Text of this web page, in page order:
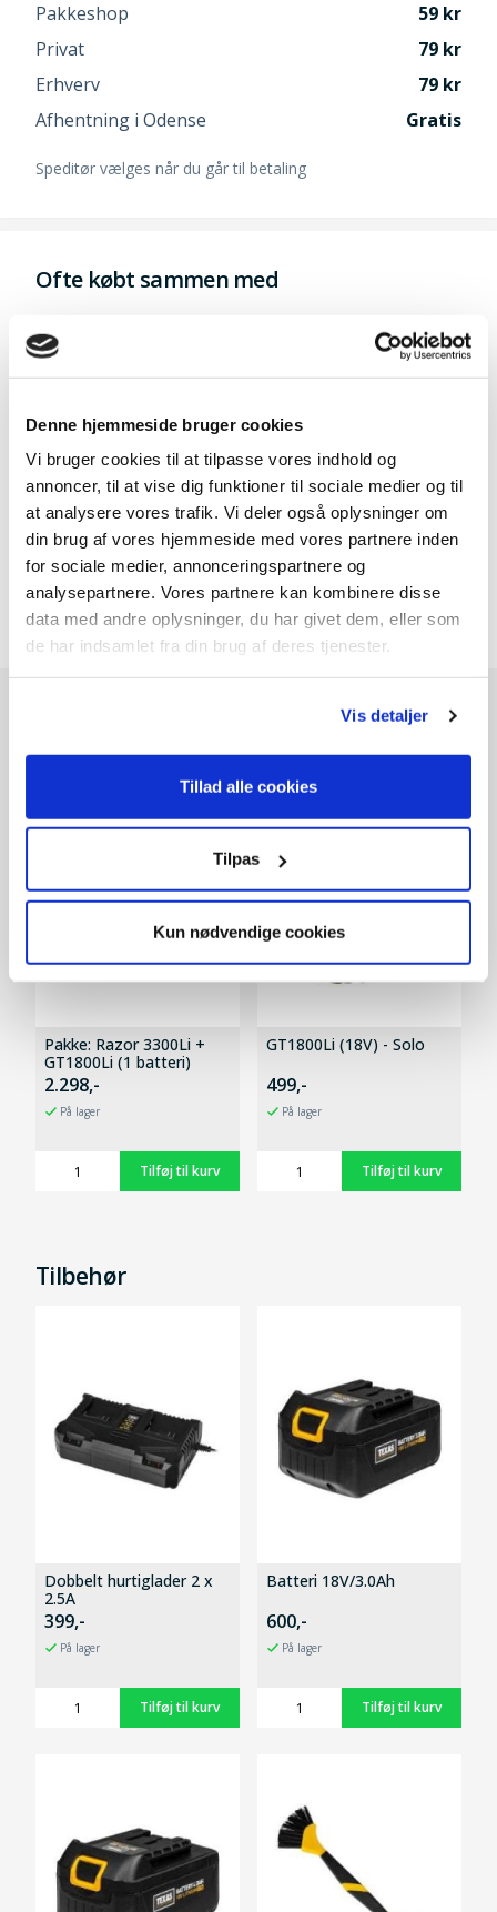
Denne hjemmeside bruger cookies
Vi bruger cookies til at tilpasse vores indhold og
annoncer, til at vise dig funktioner til sociale medier og til
at analysere vores trafik. Vi deler også oplysninger om
din brug af vores hjemmeside med vores partnere inden
for sociale medier, annonceringspartnere og
analysepartnere. Vores partnere kan kombinere disse
data med andre oplysninger, du har givet dem, eller som
de har indsamlet fra din brug af deres tjenester.
Vis detaljer
Tillad alle cookies
Tilpas
Kun nødvendige cookies
Pakkeshop
59
Privat
79
Erhverv
79
Afhentning i Odense
Gratis
Speditør vælges når du går til betaling
Ofte købt sammen med
Pakke: Razor 3300Li + GT1800Li
GT1800Li (18V) - Solo
499,-
Pakke: Razor 3300Li +
GT1800Li (1 batteri)
2.298,-
På lager
GT1800Li (18V) - Solo
499,-
På lager
Tilbehør
Dobbelt hurtiglader 2 x
2.5A
399,-
På lager
Batteri 18V/3.0Ah
600,-
På lager